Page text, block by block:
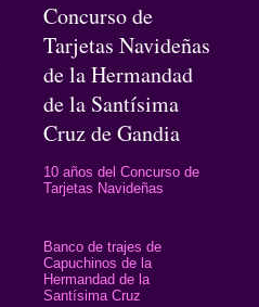
Concurso de
Tarjetas Navideñas
de la Hermandad
de la Santísima
Cruz de Gandia
10 años del Concurso de
Tarjetas Navideñas
Banco de trajes de
Capuchinos de la
Hermandad de la
Santísima Cruz